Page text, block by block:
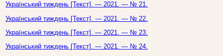
Український тиждень [Текст]. — 2021. — № 21.
Український тиждень [Текст]. — 2021. — № 22.
Український тиждень [Текст]. — 2021. — № 23.
Український тиждень [Текст]. — 2021. — № 24.